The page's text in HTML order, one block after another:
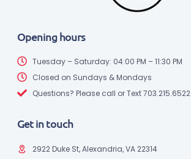
Opening hours
Tuesday – Saturday: 04:00 PM – 11:30 PM
Closed on Sundays & Mondays
Questions? Please call or Text 703.215.6522
Get in touch
2922 Duke St, Alexandria, VA 22314